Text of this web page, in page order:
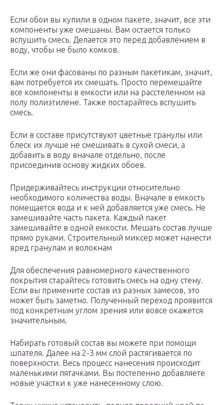
Если обои вы купили в одном пакете, значит, все эти
компоненты уже смешаны. Вам остается только
вспушить смесь. Делается это перед добавлением в
воду, чтобы не было комков.
Если же они фасованы по разным пакетикам, значит,
вам потребуется их смешать. Просто перемешайте
все компоненты в емкости или на расстеленном на
полу полиэтилене. Также постарайтесь вспушить
смесь.
Если в составе присутствуют цветные гранулы или
блеск их лучше не смешивать в сухой смеси, а
добавить в воду вначале отдельно, после
присоединив основу жидких обоев.
Придерживайтесь инструкции относительно
необходимого количества воды. Вначале в емкость
помещается вода и к ней добавляется уже смесь. Не
замешивайте часть пакета. Каждый пакет
замешивайте в одной емкости. Мешать состав лучше
прямо руками. Строительный миксер может нанести
вред гранулам и волокнам
Для обеспечения равномерного качественного
покрытия старайтесь готовить смесь на одну стену.
Если вы примените состав из разных замесов, это
может быть заметно. Полученный переход проявится
под конкретным углом зрения или вовсе окажется
значительным.
Набирать готовый состав вы можете при помощи
шпателя. Далее на 2-3 мм слой растягивается по
поверхности. Весь процесс нанесения происходит
маленькими пятачками. Вы постепенно добавляете
новые участки к уже нанесенному слою.